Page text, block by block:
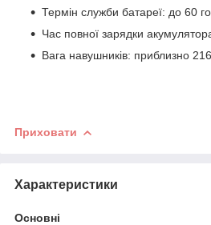
Термін служби батареї: до 60
Час повної зарядки
Вага навушників: приблизно
Приховати
Характеристики
Основні